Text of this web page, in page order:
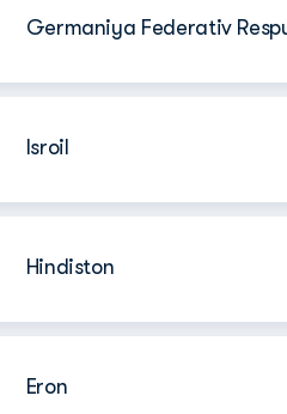
Germaniya Federativ
Isroil
Hindiston
Eron